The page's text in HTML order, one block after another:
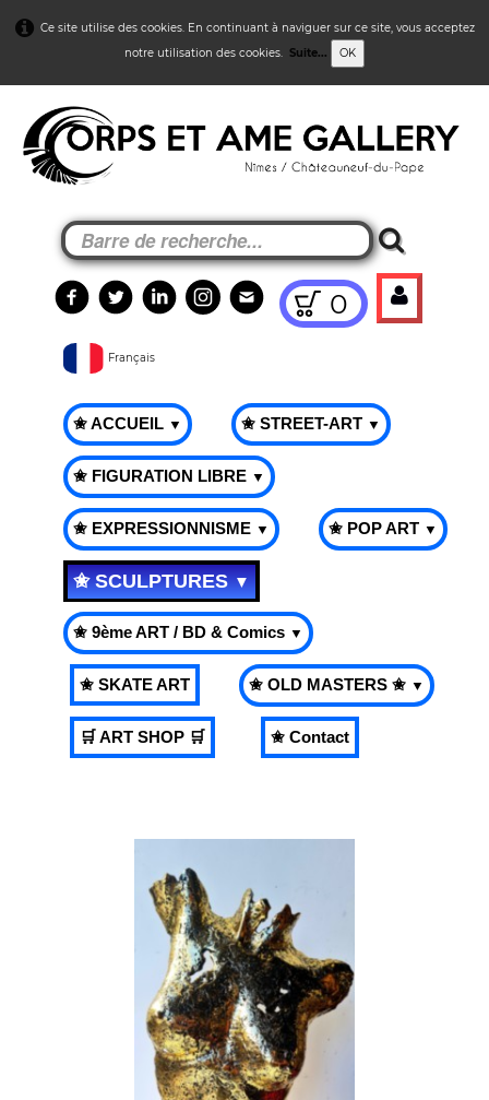
Ce site utilise des cookies. En continuant à naviguer sur ce site, vous acceptez
notre utilisation des cookies. Suite... OK
0
Français
✬ ACCUEIL ▼ ✬ STREET-ART ▼
✬ FIGURATION LIBRE ▼
✬ EXPRESSIONNISME ▼ ✬ POP ART ▼
✬ SCULPTURES▼
✬ 9ème ART / BD & Comics ▼
✬ SKATE ART ✬ OLD MASTERS ✬ ▼
🛒 ART SHOP 🛒 ✬ Contact